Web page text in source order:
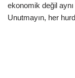
ekonomik değil
Unutmayın, her